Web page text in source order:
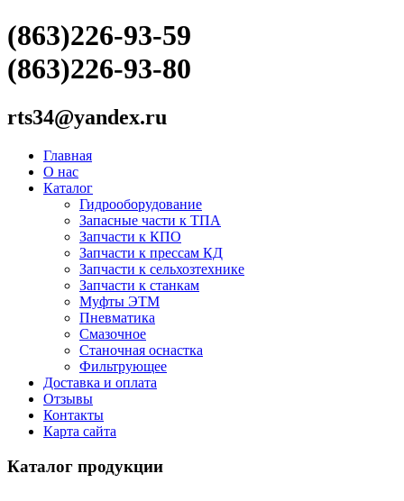
(863)226-93-59
(863)226-93-80
rts34@yandex.ru
Главная
О нас
Каталог
Гидрооборудование
Запасные части к ТПА
Запчасти к КПО
Запчасти к прессам КД
Запчасти к сельхозтехнике
Запчасти к станкам
Муфты ЭТМ
Пневматика
Смазочное
Станочная оснастка
Фильтрующее
Доставка и оплата
Отзывы
Контакты
Карта сайта
Каталог продукции